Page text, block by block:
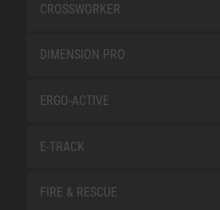
CROSSWORKER
DIMENSION PRO
ERGO-ACTIVE
E-TRACK
FIRE & RESCUE